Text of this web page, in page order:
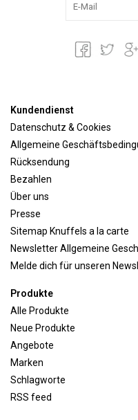
Kundendienst
Datenschutz & Cookies
Allgemeine
Rücksendung
Bezahlen
Über uns
Presse
Sitemap Knuffels a la carte
Newsletter Allgemeine
Melde dich für unseren
Produkte
Alle Produkte
Neue Produkte
Angebote
Marken
Schlagworte
RSS feed